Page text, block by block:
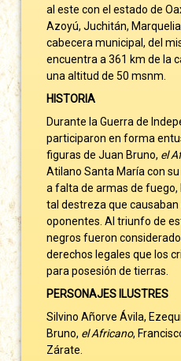
al este con el estado de
Azoyú, Juchitán,
cabecera municipal, del
encuentra a 361 km de la
una altitud de 50 msnm.
HISTORIA
Durante la Guerra de
participaron en forma
figuras de Juan Bruno, el
Atilano Santa María con
a falta de armas de
tal destreza que
oponentes. Al triunfo de
negros fueron
derechos legales que los
para posesión de tierras.
PERSONAJES ILUSTRES
Silvino Añorve Ávila,
Bruno, el Africano,
Zárate.